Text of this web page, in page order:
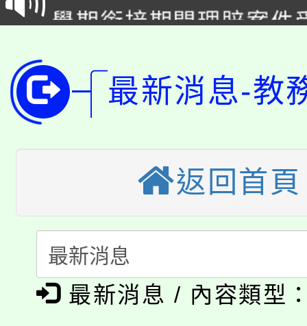
程
學期銜接期間理賠案件
版
公告本校115學年度第
代理(課)教師甄選結果(
「2026金融保險知識
車」活動
桃園市115學年度學生
生本土語及新住民語歌
公告本校115學年度第
代理(課)教師甄選結果(
公告本校115學年度第
代理(課)教師甄選結果(
轉知中國文化大學推廣
《TA101》溝通分析基
淨零綠生活教案入校路
最新消息-教
返回首頁
最新消息 / 內容類型